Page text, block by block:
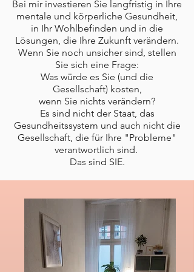
Bei mir investieren Sie langfristig in Ihre
mentale und körperliche Gesundheit,
in Ihr Wohlbefinden und in die
Lösungen, die Ihre Zukunft verändern.
Wenn Sie noch unsicher sind, stellen
Sie sich eine Frage:
Was würde es Sie (und die
Gesellschaft) kosten,
wenn Sie nichts verändern?
Es sind nicht der Staat, das
Gesundheitssystem und auch nicht die
Gesellschaft, die für Ihre "Probleme"
verantwortlich sind.
Das sind SIE.